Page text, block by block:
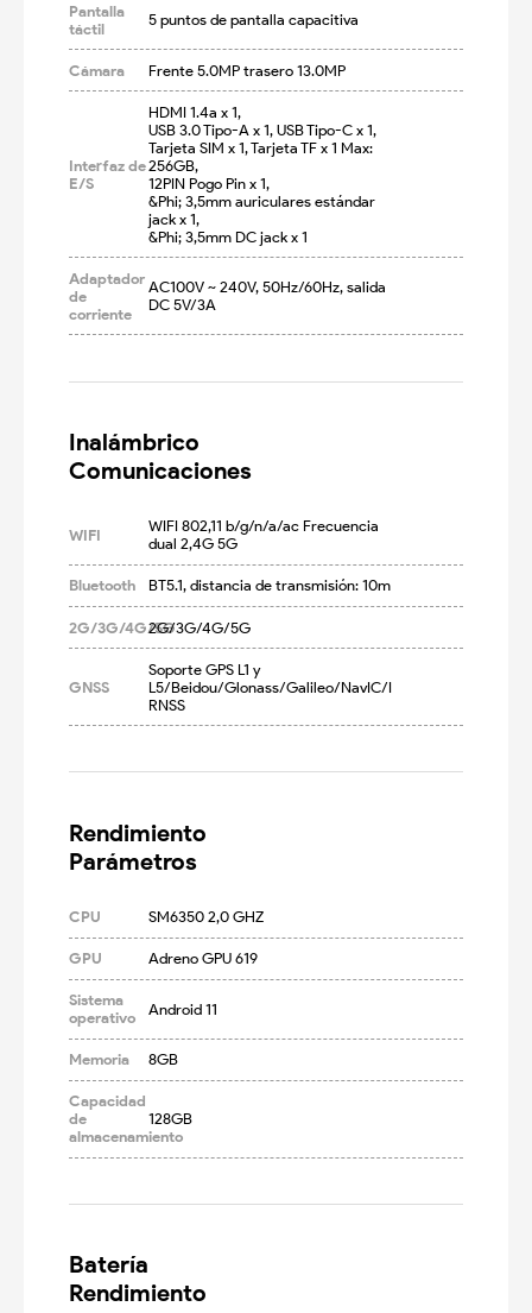
Pantalla
táctil
5 puntos de pantalla capacitiva
Cámara Frente 5.0MP trasero 13.0MP
Interfaz de
E/S
HDMI 1.4a x 1,
USB 3.0 Tipo-A x 1, USB Tipo-C x 1,
Tarjeta SIM x 1, Tarjeta TF x 1 Max:
256GB,
12PIN Pogo Pin x 1,
&Phi; 3,5mm auriculares estándar
jack x 1,
&Phi; 3,5mm DC jack x 1
Adaptador
de
corriente
AC100V ~ 240V, 50Hz/60Hz, salida
DC 5V/3A
Inalámbrico
Comunicaciones
WIFI
WIFI 802,11 b/g/n/a/ac Frecuencia
dual 2,4G 5G
Bluetooth BT5.1, distancia de transmisión: 10m
2G/3G/4G/5G2G/3G/4G/5G
GNSS
Soporte GPS L1 y
L5/Beidou/Glonass/Galileo/NavIC/I
RNSS
Rendimiento
Parámetros
CPU SM6350 2,0 GHZ
GPU Adreno GPU 619
Sistema
operativo
Android 11
Memoria 8GB
Capacidad
de
almacenamiento
128GB
Batería
Rendimiento